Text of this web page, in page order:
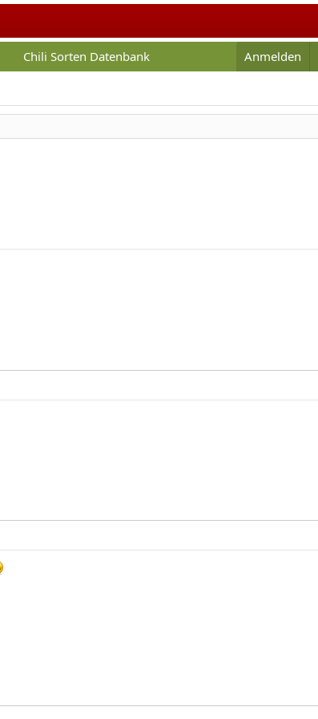
Chili Sorten Datenbank Anmelden